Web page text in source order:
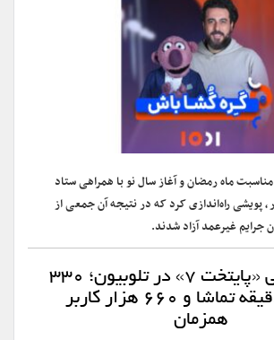
«۱۰۰۱» به مناسبت ماه رمضان و آغاز سال نو با همراهی ستاد
پویشی راه‌اندازی کرد که در نتیجه آن جمعی از
جرایم غیرعمد آزاد شدند.
رکوردشکنی «پایتخت ۷» در تلوبیون؛ ۳۳۰
میلیون دقیقه تماشا و ۶۶۰ هزار کاربر
همزمان